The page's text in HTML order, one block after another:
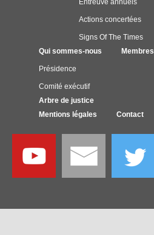
Entreuve annuels
Actions concertées
Signs Of The Times
Qui sommes-nous
Présidence
Comité exécutif
Membres
Arbre de justice
Mentions légales
Contact